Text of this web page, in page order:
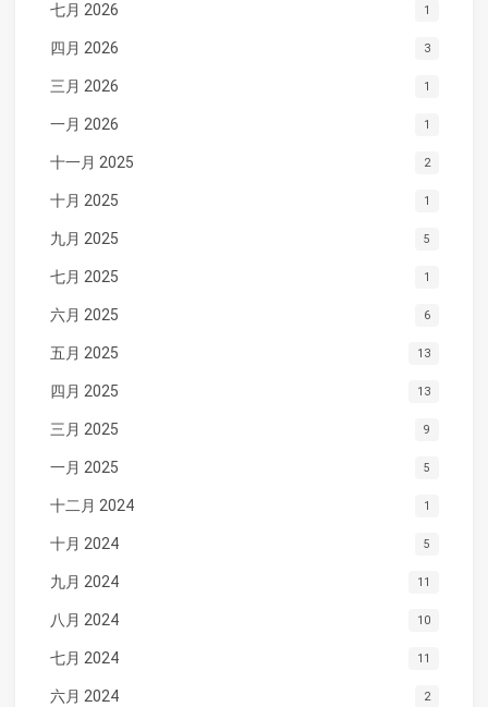
七月 2026 1
四月 2026 3
三月 2026 1
一月 2026 1
十一月 2025 2
十月 2025 1
九月 2025 5
七月 2025 1
六月 2025 6
五月 2025 13
四月 2025 13
三月 2025 9
一月 2025 5
十二月 2024 1
十月 2024 5
九月 2024 11
八月 2024 10
七月 2024 11
六月 2024 2